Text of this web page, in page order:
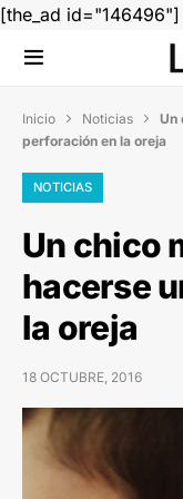
[the_ad id="146496"]
Inicio  Noticias  Un
perforación en la oreja
NOTICIAS
Un chico
hacerse
la oreja
18 OCTUBRE, 2016